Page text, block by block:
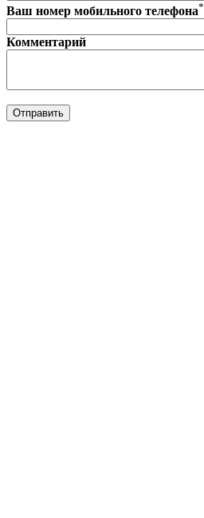
Ваш номер мобильного телефона*
Комментарий